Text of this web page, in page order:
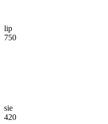
lip
750
sie
420